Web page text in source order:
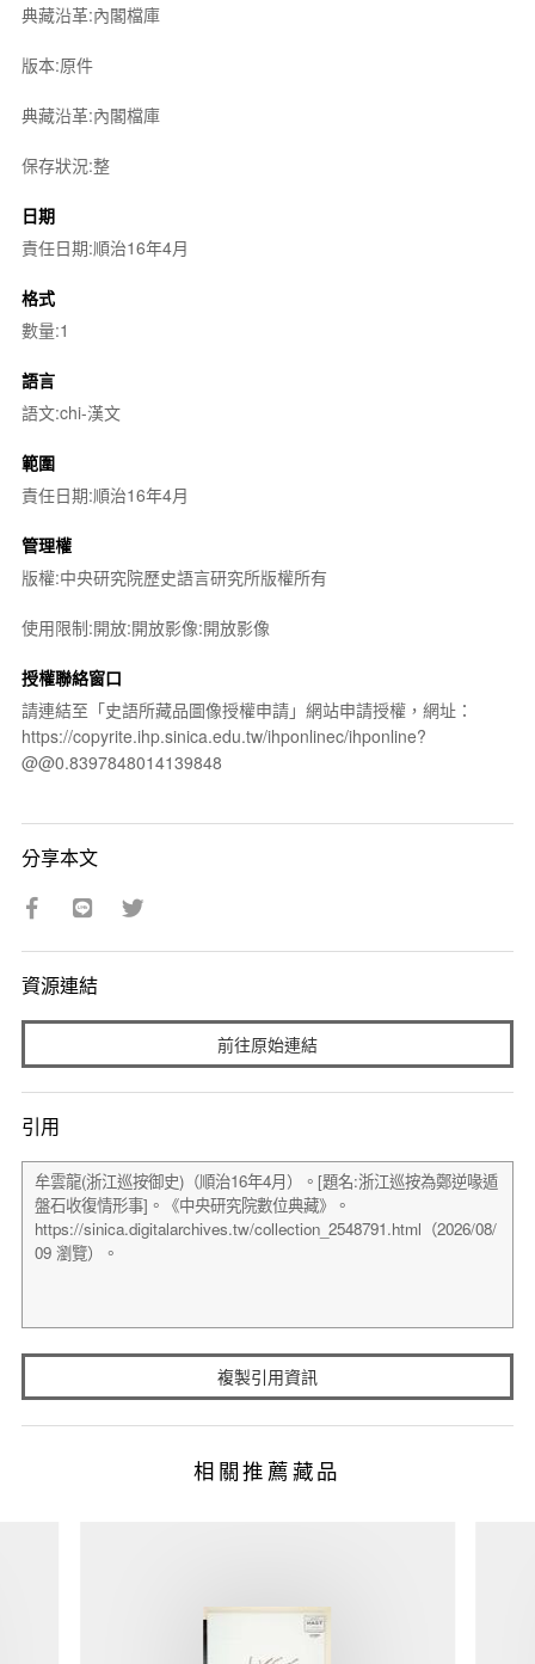
典藏沿革:內閣檔庫
版本:原件
典藏沿革:內閣檔庫
保存狀況:整
日期
責任日期:順治16年4月
格式
數量:1
語言
語文:chi-漢文
範圍
責任日期:順治16年4月
管理權
版權:中央研究院歷史語言研究所版權所有
使用限制:開放:開放影像:開放影像
授權聯絡窗口
請連結至「史語所藏品圖像授權申請」網站申請授權，網址：
https://copyrite.ihp.sinica.edu.tw/ihponlinec/ihponline?
@@0.8397848014139848
分享本文
資源連結
前往原始連結
引用
複製引用資訊
相關推薦藏品